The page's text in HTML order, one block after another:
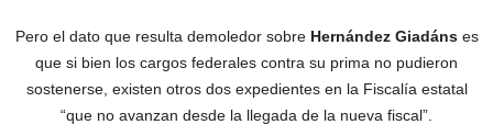
Pero el dato que resulta demoledor sobre Hernández Giadánses
que si bien los cargos federales contra su prima no pudieron
sostenerse, existen otros dos expedientes en la Fiscalía estatal
“que no avanzan desde la llegada de la nueva fiscal”.